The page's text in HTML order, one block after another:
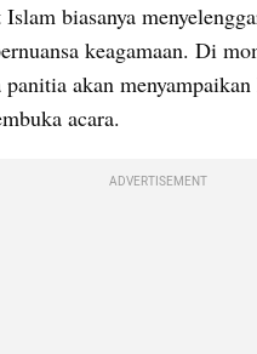
biasanya
keagamaan. Di
akan
acara.
ADVERTISEMENT